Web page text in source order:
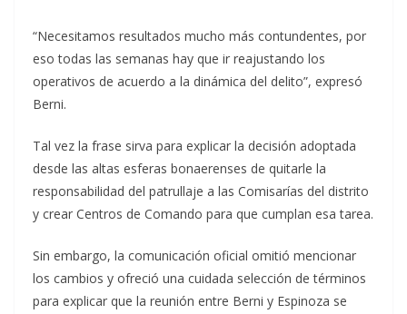
“Necesitamos resultados mucho más contundentes, por
eso todas las semanas hay que ir reajustando los
operativos de acuerdo a la dinámica del delito”, expresó
Berni.
Tal vez la frase sirva para explicar la decisión adoptada
desde las altas esferas bonaerenses de quitarle la
responsabilidad del patrullaje a las Comisarías del distrito
y crear Centros de Comando para que cumplan esa tarea.
Sin embargo, la comunicación oficial omitió mencionar
los cambios y ofreció una cuidada selección de términos
para explicar que la reunión entre Berni y Espinoza se